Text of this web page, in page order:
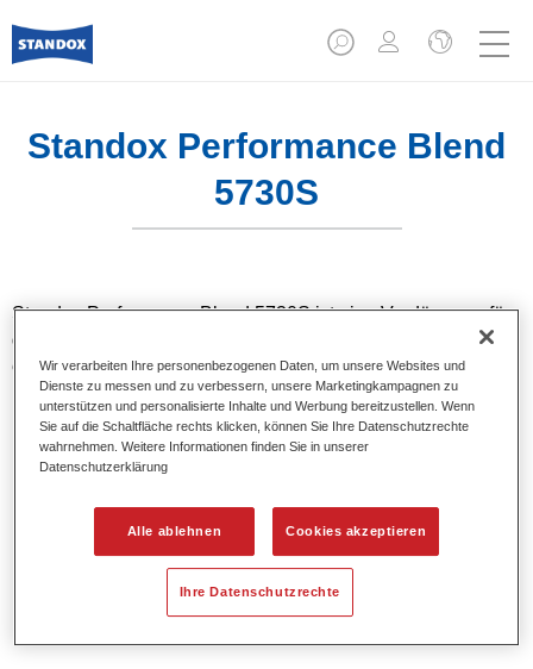
Standox Performance Blend
5730S
Standox Performance Blend 5730S ist eine Verdünnung für
die Beilackierung auf Alt- und Werkslackierungen. Sie
eignet sich hervorragend zum Beilackieren von Standocryl
Klarlacken der neuen Generation.
Produktmerkmale
Für übergangslose Randzonen im Beilackierbereich.
Hervorragendes Anlösevermögen von Alt- und
Werkslackierungen.
Besonders geeinget zur Verwendung mit Standocryl
Klarlacken der neuen Generation
Wir verarbeiten Ihre personenbezogenen Daten, um unsere Websites und
Dienste zu messen und zu verbessern, unsere Marketingkampagnen zu
unterstützen und personalisierte Inhalte und Werbung bereitzustellen. Wenn
Sie auf die Schaltfläche rechts klicken, können Sie Ihre Datenschutzrechte
wahrnehmen. Weitere Informationen finden Sie in unserer
Datenschutzerklärung
Alle ablehnen Cookies akzeptieren
Ihre Datenschutzrechte